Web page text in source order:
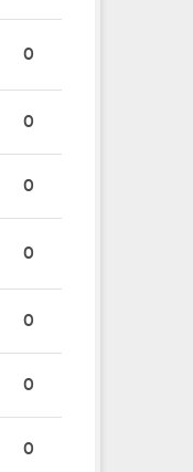
0
0
0
0
0
0
0